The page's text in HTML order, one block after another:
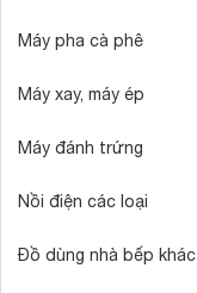
Máy pha cà phê
Máy xay, máy ép
Máy đánh trứng
Nồi điện các loại
Đồ dùng nhà bếp khác